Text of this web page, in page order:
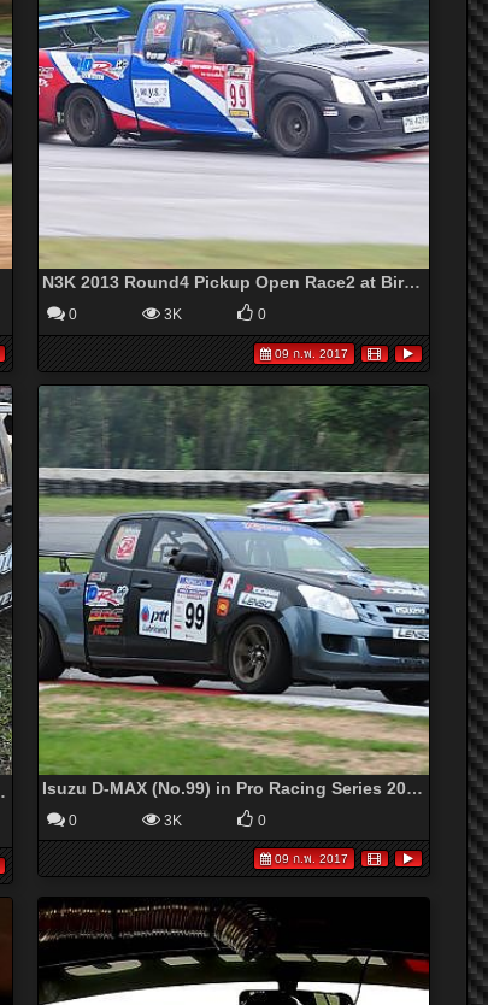
N3K 2013 Round4 Pickup Open Race2 at Bira Circuit
0 3K 0
09 ก.พ. 2017
กันระเนระนาด Isuzu D-MAX (No.99) in Pro Racing Series 2013 Round 4
0 3K 0
09 ก.พ. 2017